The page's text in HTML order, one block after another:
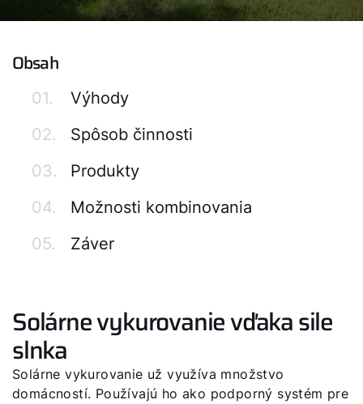
Obsah
01.
Výhody
02.
Spôsob činnosti
03.
Produkty
04.
Možnosti kombinovania
05.
Záver
Solárne vykurovanie vďaka sile
slnka
Solárne vykurovanie už využíva množstvo
domácností. Používajú ho ako podporný systém pre